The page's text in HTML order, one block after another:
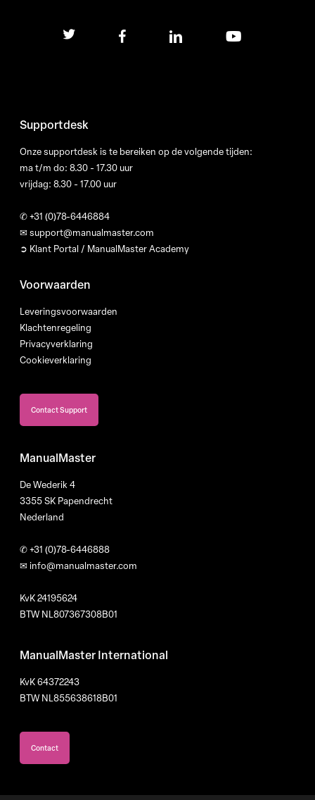
twitter facebook linkedin youtube
Supportdesk
Onze supportdesk is te bereiken op de volgende tijden:
ma t/m do: 8.30 - 17.30 uur
vrijdag: 8.30 - 17.00 uur
✆+31 (0)78-6446884
✉ support@manualmaster.com
➲ Klant Portal / ManualMaster Academy
Voorwaarden
Leveringsvoorwaarden
Klachtenregeling
Privacyverklaring
Cookieverklaring
Contact Support
ManualMaster
De Wederik 4
3355 SK Papendrecht
Nederland
✆+31 (0)78-6446888
✉ info@manualmaster.com
KvK 24195624
BTW NL807367308B01
ManualMaster International
KvK 64372243
BTW NL855638618B01
Contact